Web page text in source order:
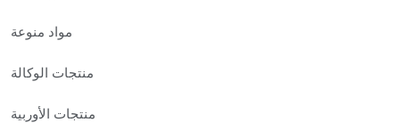
مواد منوعة
منتجات الوكالة
منتجات الأوربية